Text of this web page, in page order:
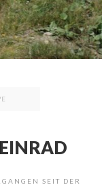
SEIT DER